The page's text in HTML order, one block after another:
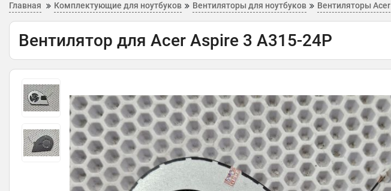
Главная Комплектующие для ноутбуков Вентиляторы для ноутбуков Вентиляторы Acer
Вентилятор для Acer Aspire 3 A315-24P